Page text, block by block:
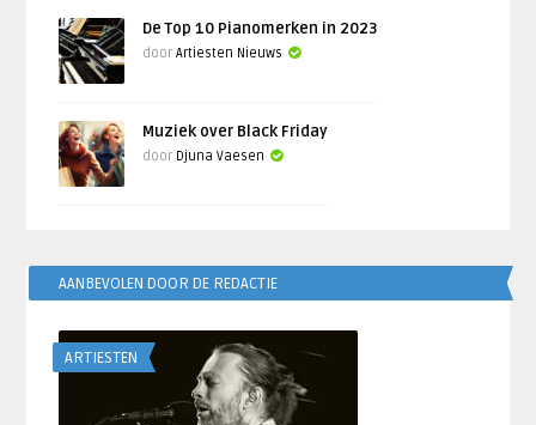
De Top 10 Pianomerken in 2023
doorArtiesten Nieuws
Muziek over Black Friday
door Djuna Vaesen
AANBEVOLEN DOOR DE REDACTIE
ARTIESTEN